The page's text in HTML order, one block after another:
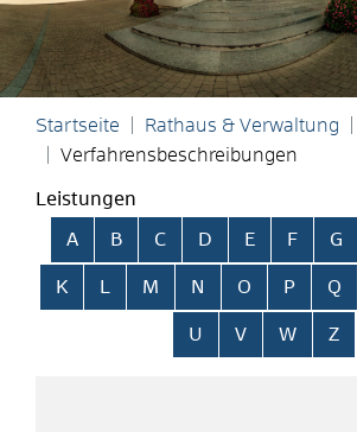
Startseite Rathaus & Verwaltung
Verfahrensbeschreibungen
Leistungen
Alphabetisches Register überspringen
A B C D E F G
K L M N O P Q
U V W Z